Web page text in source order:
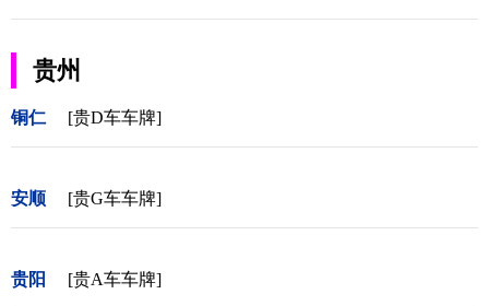
贵州
铜仁 [贵D车车牌]
安顺 [贵G车车牌]
贵阳 [贵A车车牌]